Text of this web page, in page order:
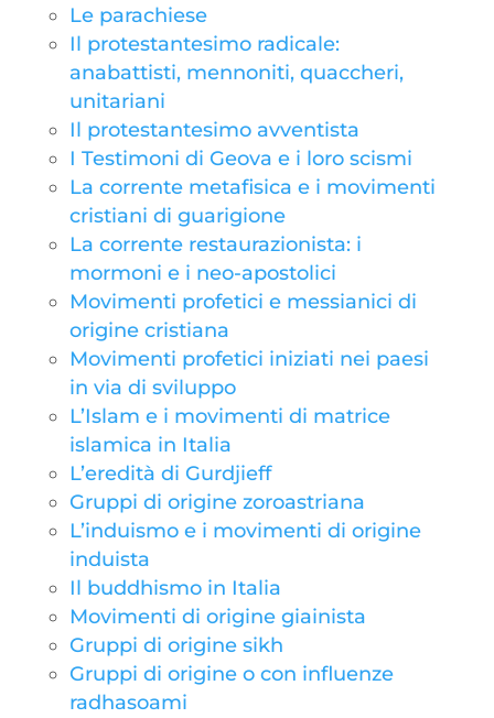
Le parachiese
Il protestantesimo radicale:
anabattisti, mennoniti, quaccheri,
unitariani
Il protestantesimo avventista
I Testimoni di Geova e i loro scismi
La corrente metafisica e i movimenti
cristiani di guarigione
La corrente restaurazionista: i
mormoni e i neo-apostolici
Movimenti profetici e messianici di
origine cristiana
Movimenti profetici iniziati nei paesi
in via di sviluppo
L’Islam e i movimenti di matrice
islamica in Italia
L’eredità di Gurdjieff
Gruppi di origine zoroastriana
L’induismo e i movimenti di origine
induista
Il buddhismo in Italia
Movimenti di origine giainista
Gruppi di origine sikh
Gruppi di origine o con influenze
radhasoami